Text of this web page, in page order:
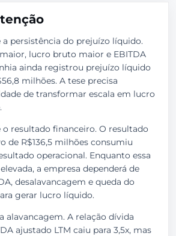
persistência do prejuízo líquido.
lucro bruto maior e EBITDA
ainda registrou prejuízo líquido
milhões. A tese precisa
de transformar escala em lucro
resultado financeiro. O resultado
de R$136,5 milhões consumiu
operacional. Enquanto essa
a empresa dependerá de
desalavancagem e queda do
gerar lucro líquido.
alavancagem. A relação dívida
ajustado LTM caiu para 3,5x, mas